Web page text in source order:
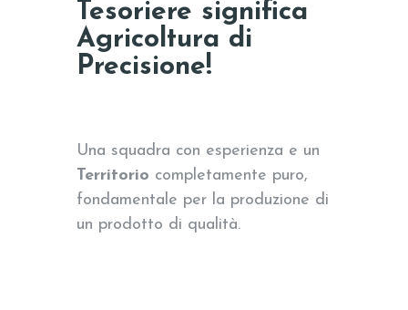
Tesoriere significa
Agricoltura di
Precisione!
Una squadra con esperienza e un
Territorio completamente puro,
fondamentale per la produzione di
un prodotto di qualità.